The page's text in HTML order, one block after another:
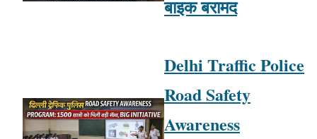
बाइक बरामद
Delhi Traffic Police
Road Safety
Awareness